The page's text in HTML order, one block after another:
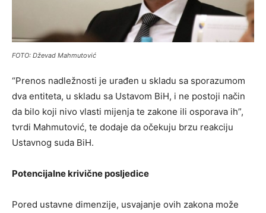
FOTO: Dževad Mahmutović
“Prenos nadležnosti je urađen u skladu sa sporazumom
dva entiteta, u skladu sa Ustavom BiH, i ne postoji način
da bilo koji nivo vlasti mijenja te zakone ili osporava ih”,
tvrdi Mahmutović, te dodaje da očekuju brzu reakciju
Ustavnog suda BiH.
Potencijalne krivične posljedice
Pored ustavne dimenzije, usvajanje ovih zakona može